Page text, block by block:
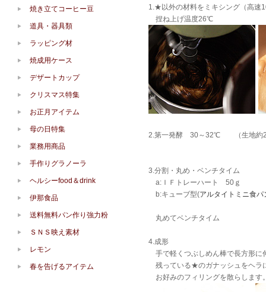
1.★以外の材料をミキシング（高速
捏ね上げ温度26℃
2.第一発酵 30～32℃ （生地約
3.分割・丸め・ベンチタイム
a:ＩＦトレーハート 50ｇ
b:キューブ型(アルタイトミニ食
丸めてベンチタイム
4.成形
手で軽くつぶしめん棒で長方形に
残っている★のガナッシュをヘラ
お好みのフィリングを散らします
焼き立てコーヒー豆
道具・器具類
ラッピング材
焼成用ケース
デザートカップ
クリスマス特集
お正月アイテム
母の日特集
業務用商品
手作りグラノーラ
ヘルシーfood＆drink
伊那食品
送料無料パン作り強力粉
ＳＮＳ映え素材
レモン
春を告げるアイテム